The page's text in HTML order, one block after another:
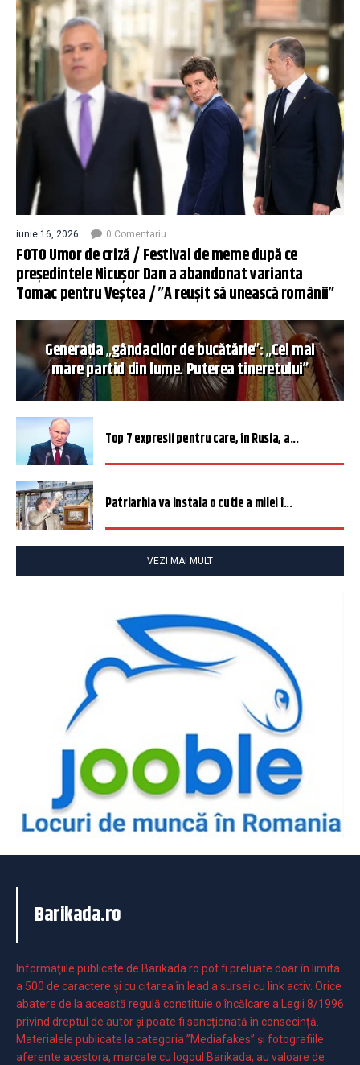
iunie 16, 2026 0 Comentariu
FOTO Umor de criză / Festival de meme după ce
președintele Nicușor Dan a abandonat varianta
Tomac pentru Veștea / ”A reușit să unească românii”
Generația „gândacilor de bucătărie”: „Cel mai
mare partid din lume. Puterea tineretului”
Top 7 expresii pentru care, în Rusia, a...
Patriarhia va instala o cutie a milei î...
VEZI MAI MULT
Barikada.ro
Informaţiile publicate de Barikada.ro pot fi preluate doar în limita
a 500 de caractere şi cu citarea în lead a sursei cu link activ. Orice
abatere de la această regulă constituie o încălcare a Legii 8/1996
privind dreptul de autor și poate fi sancționată în consecință.
Materialele publicate la categoria ”Mediafakes” și fotografiile
aferente acestora, marcate cu logoul Barikada, au valoare de